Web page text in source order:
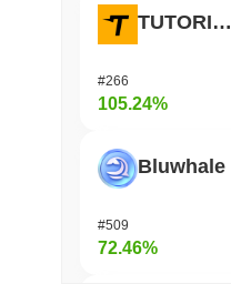
TUTORIAL
#266
105.24%
Bluwhale
#509
72.46%